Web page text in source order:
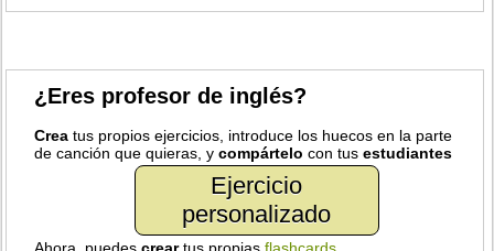
¿Eres profesor de inglés?
Crea tus propios ejercicios, introduce los huecos en la parte
de canción que quieras, ycompártelo con tusestudiantes
Ejercicio
personalizado